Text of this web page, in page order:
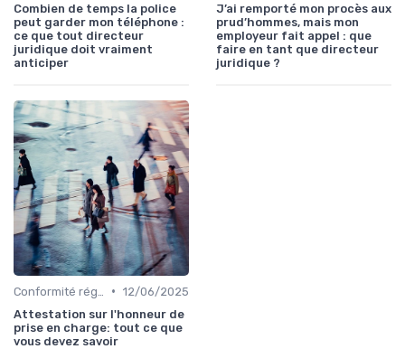
Combien de temps la police
peut garder mon téléphone :
ce que tout directeur
juridique doit vraiment
anticiper
J’ai remporté mon procès aux
prud’hommes, mais mon
employeur fait appel : que
faire en tant que directeur
juridique ?
• 12/06/2025
Attestation sur l'honneur de
prise en charge: tout ce que
vous devez savoir